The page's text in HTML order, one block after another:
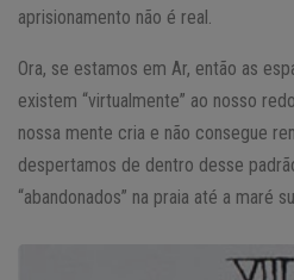
aprisionamento não é real.
Ora, se estamos em Ar, então as
existem “virtualmente” ao nosso
nossa mente cria e não consegue
despertamos de dentro desse
“abandonados” na praia até a maré